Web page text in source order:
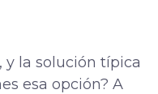
la solución típica
esa opción? A